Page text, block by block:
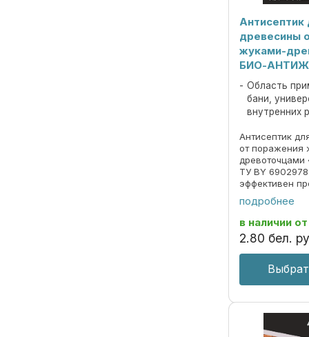
древесины
жуками-
БИО-
Область
бани,
внутренних
Антисептик
от поражения
ТУ BY
эффективен
вызывает
подробнее
в наличии от
2.80 бел.